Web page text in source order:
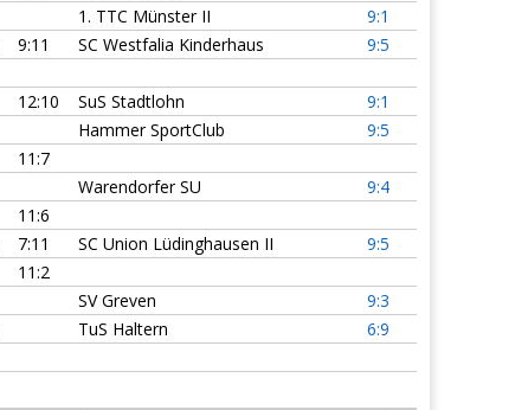
1. TTC Münster II
9:1
9:11 SC Westfalia Kinderhaus
9:5
12:10 SuS Stadtlohn
9:1
Hammer SportClub
9:5
11:7
Warendorfer SU
9:4
11:6
7:11 SC Union Lüdinghausen II
9:5
11:2
SV Greven
9:3
TuS Haltern
6:9